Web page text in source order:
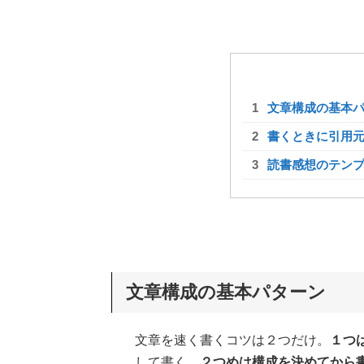
文章構成の基本
書くときに引用
読書感想のテン
文章構成の基本パターン
文章を速く書くコツは２つだけ。
１つ